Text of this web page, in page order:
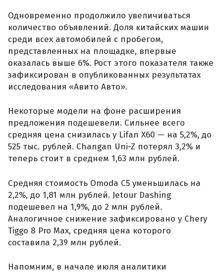
Одновременно продолжило увеличиваться
количество объявлений. Доля китайских машин
среди всех автомобилей с пробегом,
представленных на площадке, впервые
оказалась выше 6%. Рост этого показателя также
зафиксирован в опубликованных результатах
исследования «Авито Авто».
Некоторые модели на фоне расширения
предложения подешевели. Сильнее всего
средняя цена снизилась у Lifan X60 — на 5,2%, до
525 тыс. рублей. Changan Uni-Z потерял 3,2% и
теперь стоит в среднем 1,63 млн рублей.
Средняя стоимость Omoda C5 уменьшилась на
2,2%, до 1,81 млн рублей. Jetour Dashing
подешевел на 1,9%, до 2 млн рублей.
Аналогичное снижение зафиксировано у Chery
Tiggo 8 Pro Max, средняя цена которого
составила 2,39 млн рублей.
Напомним, в начале июля аналитики